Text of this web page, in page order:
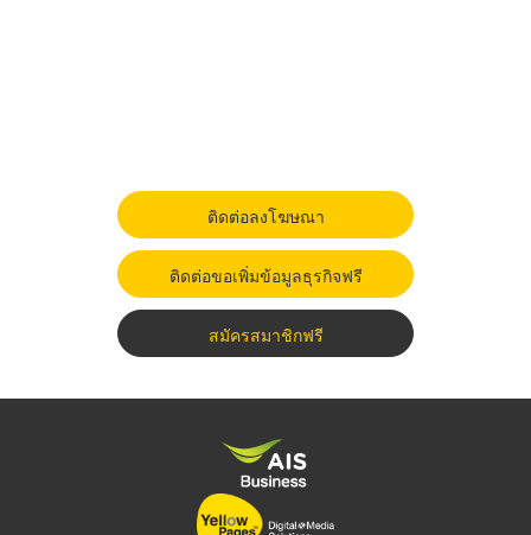
ติดต่อลงโฆษณา
ติดต่อขอเพิ่มข้อมูลธุรกิจฟรี
สมัครสมาชิกฟรี